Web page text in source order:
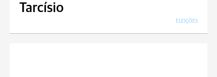
Tarcísio
ELEIÇÕES